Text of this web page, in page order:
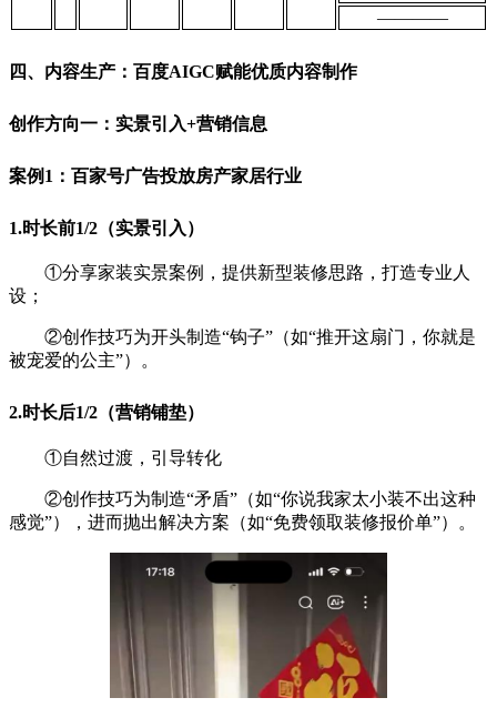
————
四、内容生产：百度AIGC赋能优质内容制作
创作方向一：实景引入+营销信息
案例1：百家号广告投放房产家居行业
1.时长前1/2（实景引入）
①分享家装实景案例，提供新型装修思路，打造专业人
设；
②创作技巧为开头制造“钩子”（如“推开这扇门，你就是
被宠爱的公主”）。
2.时长后1/2（营销铺垫）
①自然过渡，引导转化
②创作技巧为制造“矛盾”（如“你说我家太小装不出这种
感觉”），进而抛出解决方案（如“免费领取装修报价单”）。